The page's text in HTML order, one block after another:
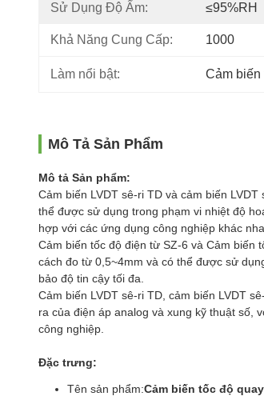
Sử Dụng Độ Ẩm: ≤95%RH
Khả Năng Cung Cấp: 1000
Làm nổi bật: Cảm biến
Mô Tả Sản Phẩm
Mô tả Sản phẩm:
Cảm biến LVDT sê-ri TD và cảm biến
thể được sử dụng trong phạm vi nhiệt độ
hợp với các ứng dụng công nghiệp khác
Cảm biến tốc độ điện từ SZ-6 và Cảm biến
cách đo từ 0,5~4mm và có thể được sử
bảo độ tin cậy tối đa.
Cảm biến LVDT sê-ri TD, cảm biến LVDT
ra của điện áp analog và xung kỹ thuật số,
công nghiệp.
Đặc trưng:
Tên sản phẩm:Cảm biến tốc độ quay